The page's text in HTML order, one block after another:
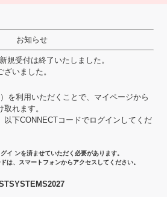
お知らせ
規受付は終了いたしました。
いました。
を利用いただくことで、マイページから
れます。
以下CONNECTコードでログインしてくだ
イ ンを済ませていただく必要があります。
は、スマートフォンからアクセスしてください。